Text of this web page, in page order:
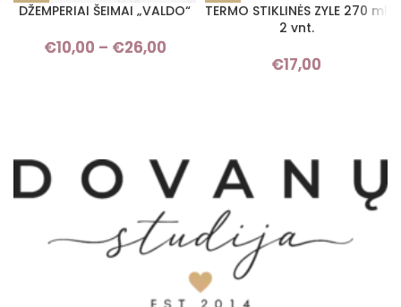
DŽEMPERIAI ŠEIMAI „VALDO“
€10,00 – €26,00
€26,00
TERMO STIKLINĖS ZYLE 270 ml
2 vnt.
€17,00